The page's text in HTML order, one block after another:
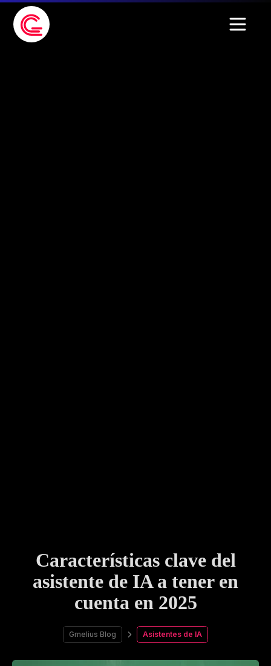
Características clave del
asistente de IA a tener en
cuenta en 2025
Gmelius Blog Asistentes de IA